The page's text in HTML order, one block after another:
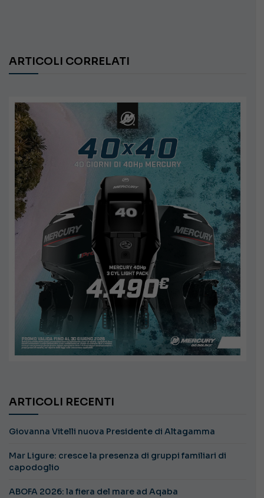
ARTICOLI CORRELATI
ARTICOLI RECENTI
Giovanna Vitelli nuova Presidente di Altagamma
Mar Ligure: cresce la presenza di gruppi familiari di
capodoglio
ABOFA 2026: la fiera del mare ad Aqaba